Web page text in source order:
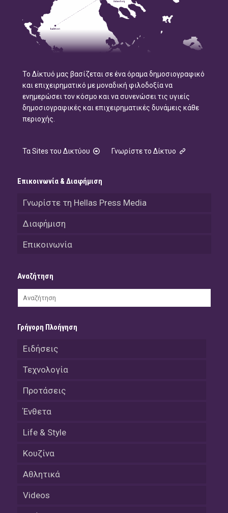
Το Δίκτυό μας βασίζεται σε ένα όραμα δημοσιογραφικό
και επιχειρηματικό με μοναδική φιλοδοξία να
ενημερώσει τον κόσμο και να συνενώσει τις υγιείς
δημοσιογραφικές και επιχειρηματικές δυνάμεις κάθε
περιοχής.
Τα Sites του Δικτύου Γνωρίστε το Δίκτυο
Επικοινωνία & Διαφήμιση
Γνωρίστε τη Hellas Press Media
Διαφήμιση
Επικοινωνία
Αναζήτηση
Γρήγορη Πλοήγηση
Ειδήσεις
Τεχνολογία
Προτάσεις
Ένθετα
Life & Style
Κουζίνα
Αθλητικά
Videos